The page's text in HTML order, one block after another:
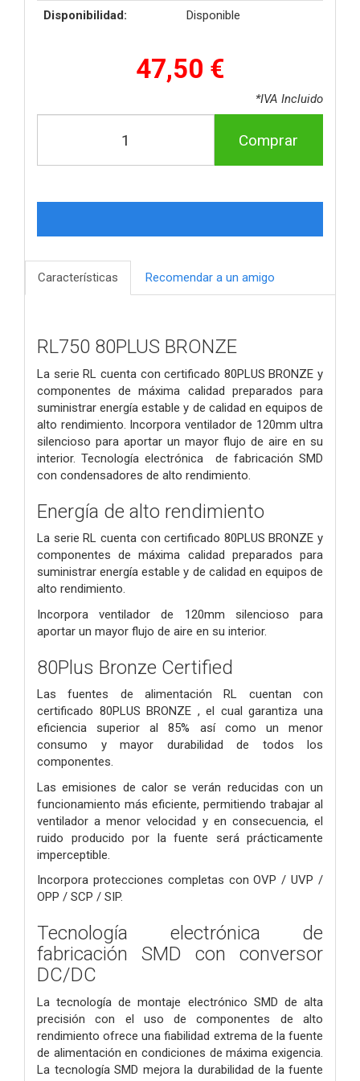
Disponibilidad: Disponible
47,50 €
*IVA Incluido
Comprar
Características Recomendar a un amigo
RL750 80PLUS BRONZE
La serie RL cuenta con certificado 80PLUS BRONZE y
componentes de máxima calidad preparados para
suministrar energía estable y de calidad en equipos de
alto rendimiento. Incorpora ventilador de 120mm ultra
silencioso para aportar un mayor flujo de aire en su
interior. Tecnología electrónica de fabricación SMD
con condensadores de alto rendimiento.
Energía de alto rendimiento
La serie RL cuenta con certificado 80PLUS BRONZE y
componentes de máxima calidad preparados para
suministrar energía estable y de calidad en equipos de
alto rendimiento.
Incorpora ventilador de 120mm silencioso para
aportar un mayor flujo de aire en su interior.
80Plus Bronze Certified
Las fuentes de alimentación RL cuentan con
certificado 80PLUS BRONZE , el cual garantiza una
eficiencia superior al 85% así como un menor
consumo y mayor durabilidad de todos los
componentes.
Las emisiones de calor se verán reducidas con un
funcionamiento más eficiente, permitiendo trabajar al
ventilador a menor velocidad y en consecuencia, el
ruido producido por la fuente será prácticamente
imperceptible.
Incorpora protecciones completas con OVP / UVP /
OPP / SCP / SIP.
Tecnología electrónica de
fabricación SMD con conversor
DC/DC
La tecnología de montaje electrónico SMD de alta
precisión con el uso de componentes de alto
rendimiento ofrece una fiabilidad extrema de la fuente
de alimentación en condiciones de máxima exigencia.
La tecnología SMD mejora la durabilidad de la fuente